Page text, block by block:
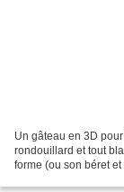
Un gâteau en 3D
rondouillard et tout
forme (ou son béret